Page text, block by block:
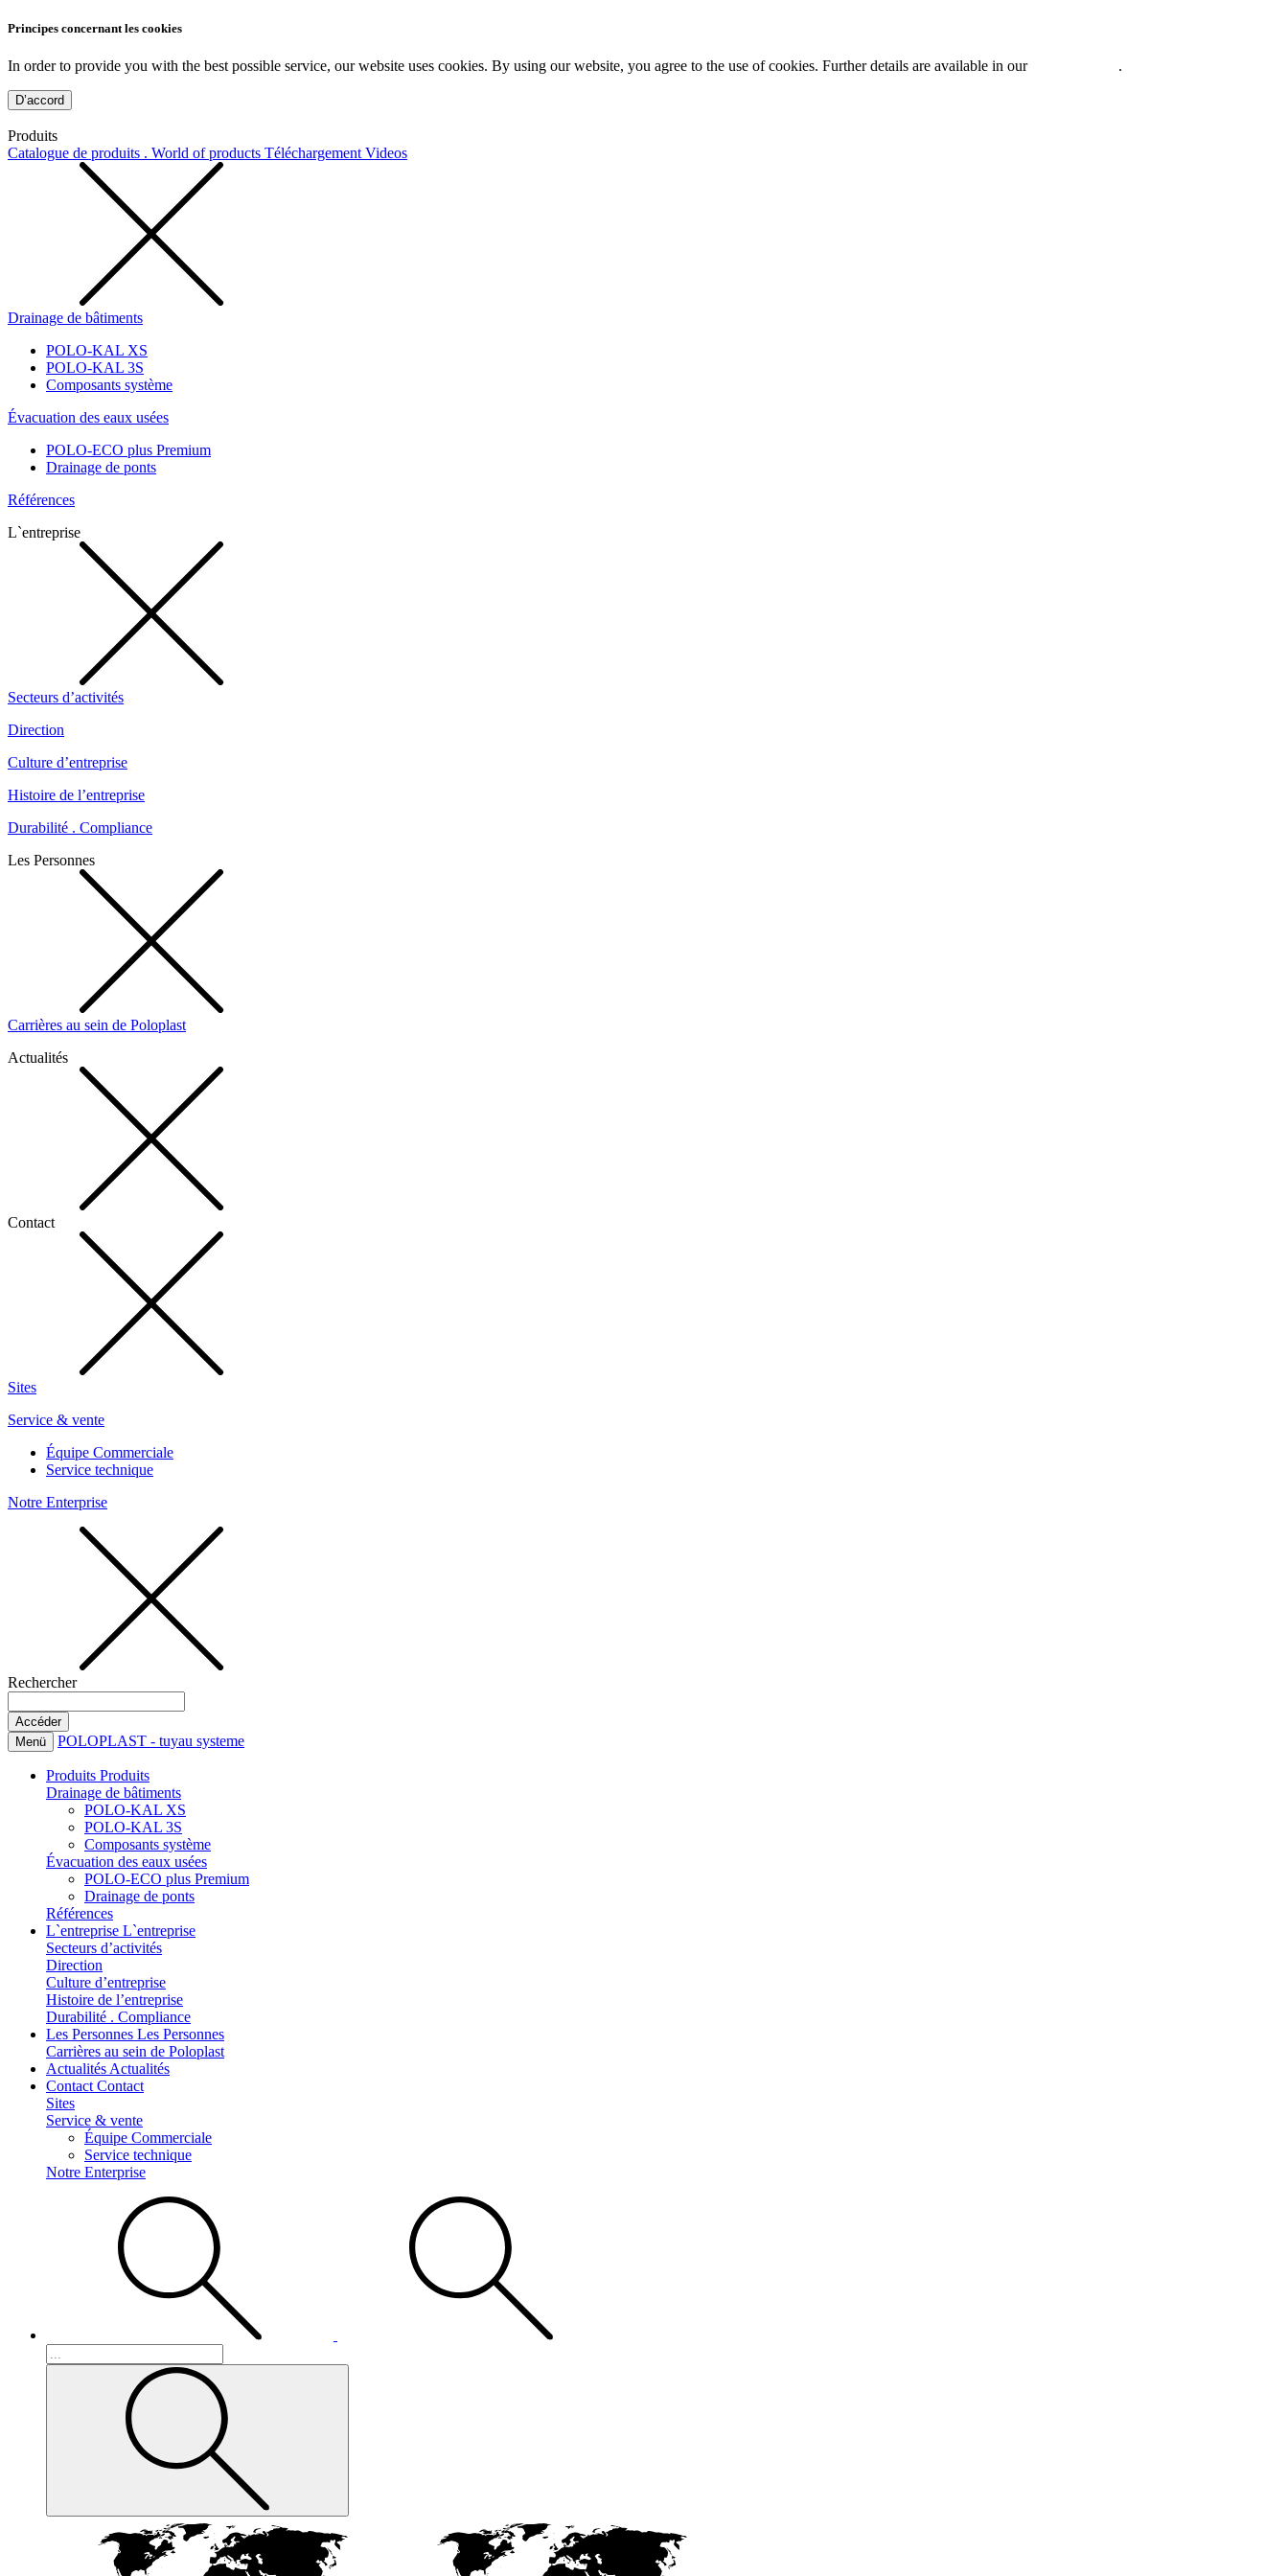
Principes concernant les cookies
In order to provide you with the best possible service, our website uses cookies. By using our website, you agree to the use of cookies. Further details are available in our .
D’accord
Produits
Catalogue de produits . World of products Téléchargement Videos
Drainage de bâtiments
POLO-KAL XS
POLO-KAL 3S
Composants système
Évacuation des eaux usées
POLO-ECO plus Premium
Drainage de ponts
Références
L`entreprise
Secteurs d’activités
Direction
Culture d’entreprise
Histoire de l’entreprise
Durabilité . Compliance
Les Personnes
Carrières au sein de Poloplast
Actualités
Contact
Sites
Service & vente
Équipe Commerciale
Service technique
Notre Enterprise
Rechercher
Menü POLOPLAST - tuyau systeme
Produits Produits
Drainage de bâtiments
POLO-KAL XS
POLO-KAL 3S
Composants système
Évacuation des eaux usées
POLO-ECO plus Premium
Drainage de ponts
Références
L`entreprise L`entreprise
Secteurs d’activités
Direction
Culture d’entreprise
Histoire de l’entreprise
Durabilité . Compliance
Les Personnes Les Personnes
Carrières au sein de Poloplast
Actualités Actualités
Contact Contact
Sites
Service & vente
Équipe Commerciale
Service technique
Notre Enterprise